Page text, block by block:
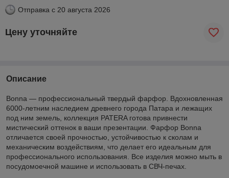
Отправка с 20 августа 2026
Цену уточняйте
Описание
Bonna — профессиональный твердый фарфор. Вдохновленная
6000-летним наследием древнего города Патара и лежащих
под ним земель, коллекция PATERA готова привнести
мистический оттенок в ваши презентации. Фарфор Bonna
отличается своей прочностью, устойчивостью к сколам и
механическим воздействиям, что делает его идеальным для
профессионального использования. Все изделия можно мыть в
посудомоечной машине и использовать в СВЧ-печах.